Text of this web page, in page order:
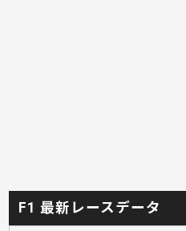
F1 最新レースデータ